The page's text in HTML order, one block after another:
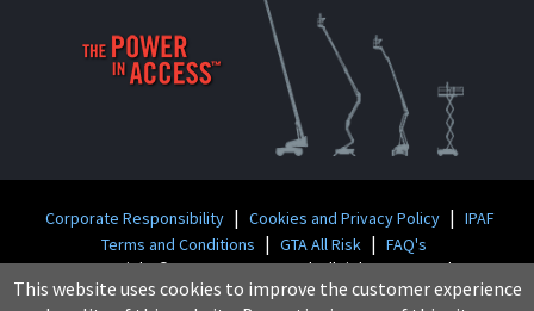
This website uses cookies to improve the customer experience
Corporate Responsibility | Cookies and Privacy Policy | IPAF
Terms and Conditions | GTA All Risk | FAQ's
Copyright © 2026 GT Access Ltd. All rights reserved